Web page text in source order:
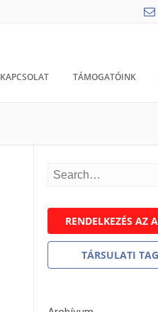
KAPCSOLAT TÁMOGATÓINK
RENDELKEZÉS AZ
TÁRSULATI